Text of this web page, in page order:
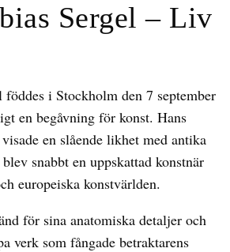
Sergel – Liv
föddes i Stockholm den 7 september
en begåvning för konst. Hans
en slående likhet med antika
snabbt en uppskattad konstnär
europeiska konstvärlden.
för sina anatomiska detaljer och
verk som fångade betraktarens